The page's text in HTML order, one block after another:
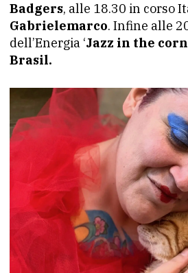
Badgers, alle 18.30 in corso
Gabrielemarco. Infine alle
dell’Energia ‘Jazz in the
Brasil.